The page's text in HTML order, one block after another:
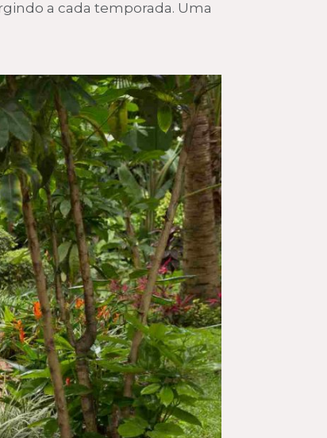
a cada temporada. Uma